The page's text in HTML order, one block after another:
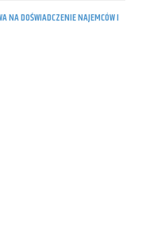
NA DOŚWIADCZENIE NAJEMCÓW I